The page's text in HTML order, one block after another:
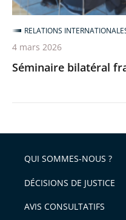
Séminaire bilatéral
RELATIONS
4 mars 2026
QUI SOMMES-NOUS ?
DÉCISIONS DE JUSTICE
AVIS CONSULTATIFS